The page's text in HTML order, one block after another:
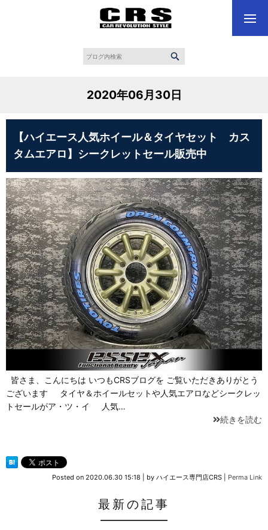
2020年06月30日
【ハイエース人気ホイール＆タイヤセット カス
タムエアロ】シークレットセール販売中
皆さま、こんにちは いつもCRSブログを ご覧いただきありがとう
ございます タイヤ＆ホイールセットや人気エアロなどシークレッ
トセールがア・ツ・イ 人気…
続きを読む
Posted on 2020.06.30 15:18 by ハイエース専門店CRS Perma Link
最新の記事